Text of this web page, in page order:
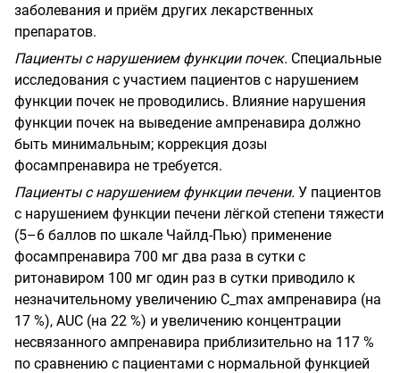
заболевания и приём других лекарственных
препаратов.
Пациенты с нарушением функции почек. Специальные
исследования с участием пациентов с нарушением
функции почек не проводились. Влияние нарушения
функции почек на выведение ампренавира должно
быть минимальным; коррекция дозы
фосампренавира не требуется.
Пациенты с нарушением функции печени. У пациентов
с нарушением функции печени лёгкой степени тяжести
(5–6 баллов по шкале Чайлд-Пью) применение
фосампренавира 700 мг два раза в сутки с
ритонавиром 100 мг один раз в сутки приводило к
незначительному увеличению C_max ампренавира (на
17 %), AUC (на 22 %) и увеличению концентрации
несвязанного ампренавира приблизительно на 117 %
по сравнению с пациентами с нормальной функцией